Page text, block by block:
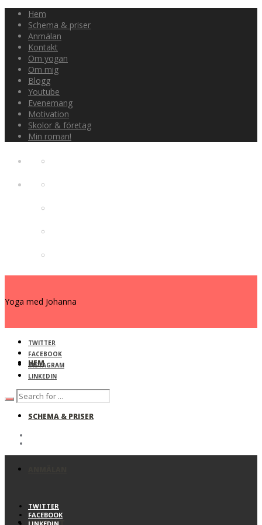
Hem
Schema & priser
Anmälan
Kontakt
Om yogan
Om mig
Blogg
Youtube
Evenemang
Motivation
Skolor & företag
Min roman!
Yoga med Johanna
HEM
SCHEMA & PRISER
KONTAKT
TWITTER
FACEBOOK
INSTAGRAM
LINKEDIN
TWITTER
FACEBOOK